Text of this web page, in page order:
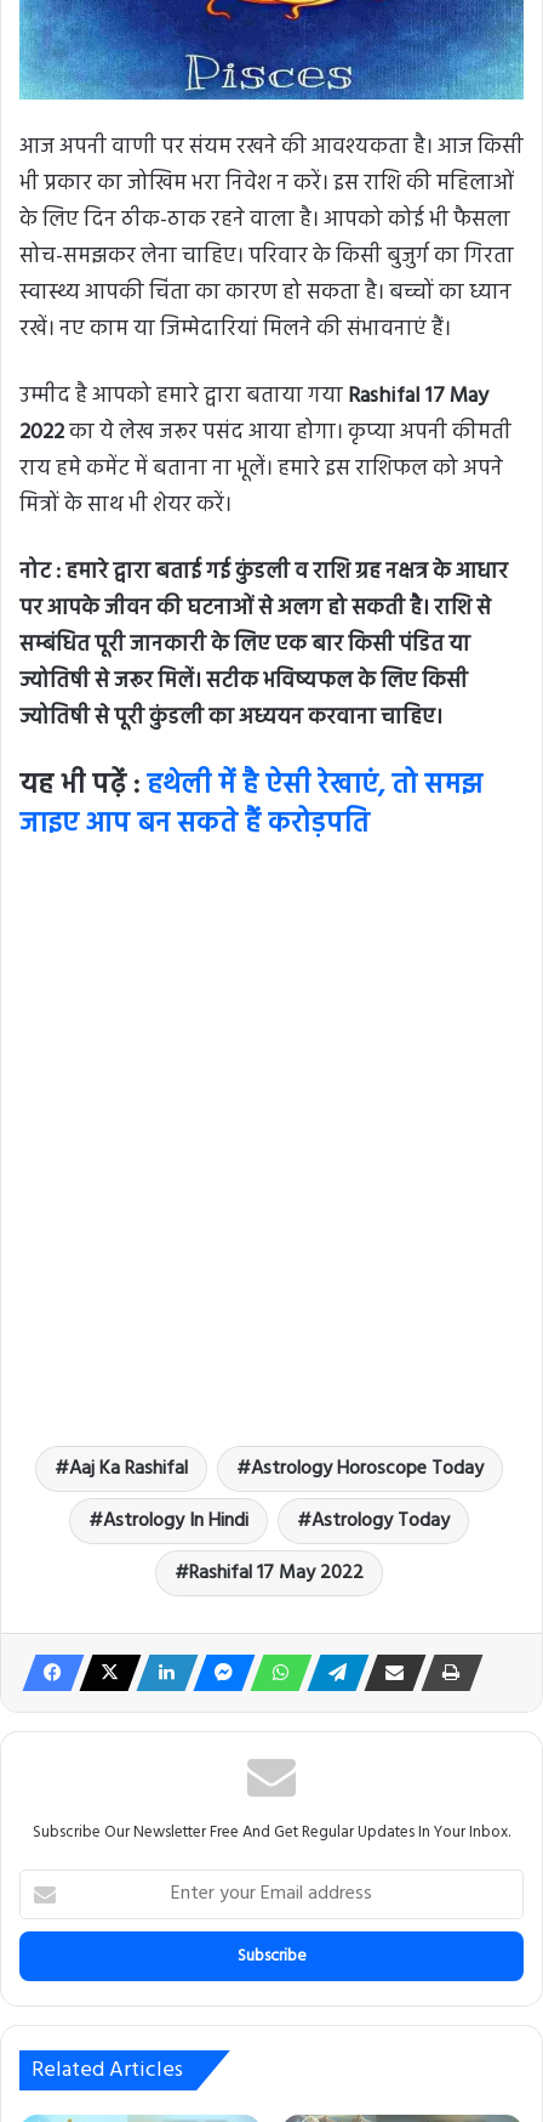
आज अपनी वाणी पर संयम रखने की आवश्यकता है। आज किसी
भी प्रकार का जोखिम भरा निवेश न करें। इस राशि की महिलाओं
के लिए दिन ठीक-ठाक रहने वाला है। आपको कोई भी फैसला
सोच-समझकर लेना चाहिए। परिवार के किसी बुजुर्ग का गिरता
स्वास्थ्य आपकी चिंता का कारण हो सकता है। बच्चों का ध्यान
रखें। नए काम या जिम्मेदारियां मिलने की संभावनाएं हैं।
उम्मीद है आपको हमारे द्वारा बताया गयाRashifal 17 May
2022का ये लेख जरूर पसंद आया होगा। कृप्या अपनी कीमती
राय हमे कमेंट में बताना ना भूलें। हमारे इस राशिफल को अपने
मित्रों के साथ भी शेयर करें।
नोट :हमारेद्वाराबताईगईकुंडलीवराशिग्रहनक्षत्रकेआधार
परआपकेजीवनकीघटनाओंसेअलगहोसकतीहै।राशिसे
सम्बंधितपूरीजानकारीकेलिएएकबारकिसीपंडितया
ज्योतिषीसेजरूरमिलें।सटीकभविष्यफलकेलिएकिसी
ज्योतिषीसेपूरीकुंडलीकाअध्ययनकरवानाचाहिए।
यह भी पढ़ें :हथेली में है ऐसी रेखाएं, तो समझ
जाइए आप बन सकते हैं करोड़पति
Aaj Ka Rashifal
Astrology Horoscope Today
Astrology In Hindi
Astrology Today
Rashifal 17 May 2022
Subscribe Our Newsletter Free And Get Regular Updates In Your Inbox.
E
t
r
y
o
r Related Articles